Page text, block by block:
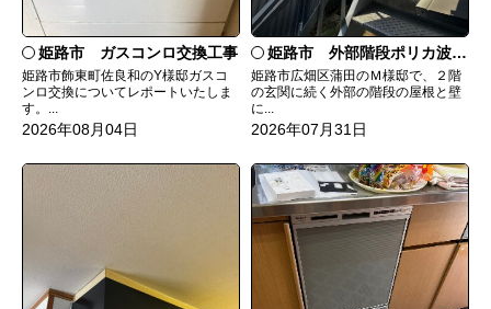
姫路市 ガスコンロ交換工事
姫路市飾東町佐良和のY様邸ガスコ
ンロ交換についてレポートいたしま
す。...
2026年08月04日
姫路市 外部階段ポリカ波板張替工事
姫路市広畑区蒲田のＭ様邸で、２階
の玄関に続く外部の階段の屋根と壁
に...
2026年07月31日